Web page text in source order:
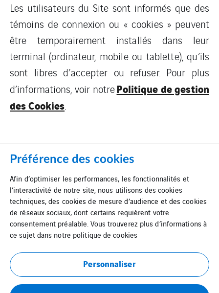
Les utilisateurs du Site sont informés que des
témoins de connexion ou « cookies » peuvent
être temporairement installés dans leur
terminal (ordinateur, mobile ou tablette), qu’ils
sont libres d’accepter ou refuser. Pour plus
d’informations, voir notrePolitique de gestion
des Cookies.
Mentions Légales Cookies
Plan du site
Suppression de
données
Préférence des cookies
Afin d’optimiser les performances, les fonctionnalités et
l’interactivité de notre site, nous utilisons des cookies
techniques, des cookies de mesure d’audience et des cookies
de réseaux sociaux, dont certains requièrent votre
consentement préalable. Vous trouverez plus d’informations à
ce sujet dans notre politique de cookies
Personnaliser